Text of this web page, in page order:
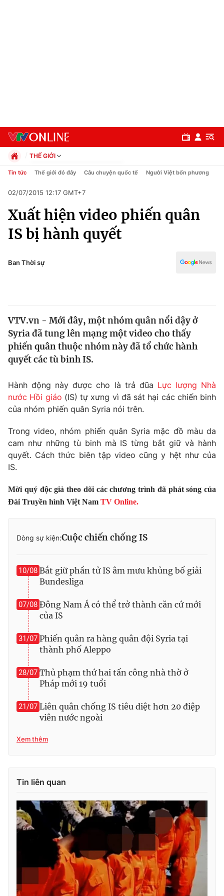
Chuyên mục
Chính trị
Thế giới
Tin tức
Thế giới đó đây
Câu chuyện quốc tế
Tài chính
Thị trường
Góc doanh nghiệp
Dữ liệu và đời sống
Truyền hình
Phim VTV
Hậu trường
Nhân vật
Giải trí
Âm nhạc
Đời sống
Tuyển sinh
Hitech Công nghệ tương lai
Sản phẩm
Thị trường
Tư vấn
Giao lưu trực tuyến
Lịch phát sóng
Chuyên mục khác
Emagazine
Photo
Thị trường 24h Tấm lòng Việt
VTV4 Vươn mình bằng AI
VTV8
Liên hệ tòa soạn English
THẾ GIỚI
Chính trị
Pháp luật
Kinh tế
Thể thao
Truyền hình
Y tế
Tin tức Thế giới đó đây Câu chuyện quốc tế Người Việt bốn phương
02/07/2015 12:17 GMT+7
Xuất hiện video phiến quân
IS bị hành quyết
Ban Thời sự
VTV.vn - Mới đây, một nhóm quân nổi dậy ở
Syria đã tung lên mạng một video cho thấy
phiến quân thuộc nhóm này đã tổ chức hành
quyết các tù binh IS.
Hành động này được cho là trả đũa Lực lượng Nhà
nước Hồi giáo (IS) tự xưng vì đã sát hại các chiến binh
của nhóm phiến quân Syria nói trên.
Trong video, nhóm phiến quân Syria mặc đồ màu da
cam như những tù binh mà IS từng bắt giữ và hành
quyết. Cách thức biên tập video cũng y hệt như của
IS.
Mời quý độc giả theo dõi các chương trình đã phát sóng của
Đài Truyền hình Việt Nam TV Online.
Dòng sự kiện:Cuộc chiến chống IS
10/08 Bắt giữ phần tử IS âm mưu khủng bố giải
Bundesliga
07/08 Đông Nam Á có thể trở thành căn cứ mới
của IS
31/07 Phiến quân ra hàng quân đội Syria tại
thành phố Aleppo
28/07 Thủ phạm thứ hai tấn công nhà thờ ở
Pháp mới 19 tuổi
21/07 Liên quân chống IS tiêu diệt hơn 20 điệp
viên nước ngoài
Xem thêm
Tin liên quan